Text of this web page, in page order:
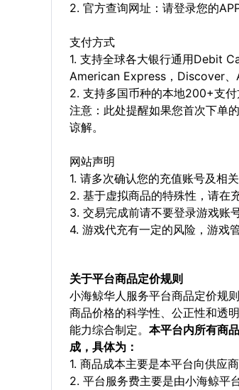
2. 官方查询网址：请登录您的
支付方式
1. 支持全球各大银行通用Debit
American Express，Discover、
2. 支持多国币种的本地200+支
注意：此处提醒如果您首次下单
谅解。
网站声明
1. 请多次确认您的充值账号及相
2. 基于虚拟商品的特殊性，请在
3. 交易完成前请不要登录游戏账
4. 游戏代充有一定的风险，游戏
关于平台商品定价规则
小海鲸华人服务平台商品定价规
商品价格的科学性、公正性和透
能力综合制定。 本平台内所有商
成，具体为：
1. 商品成本主要是本平台向供应
2. 平台服务费主要是由小海鲸平